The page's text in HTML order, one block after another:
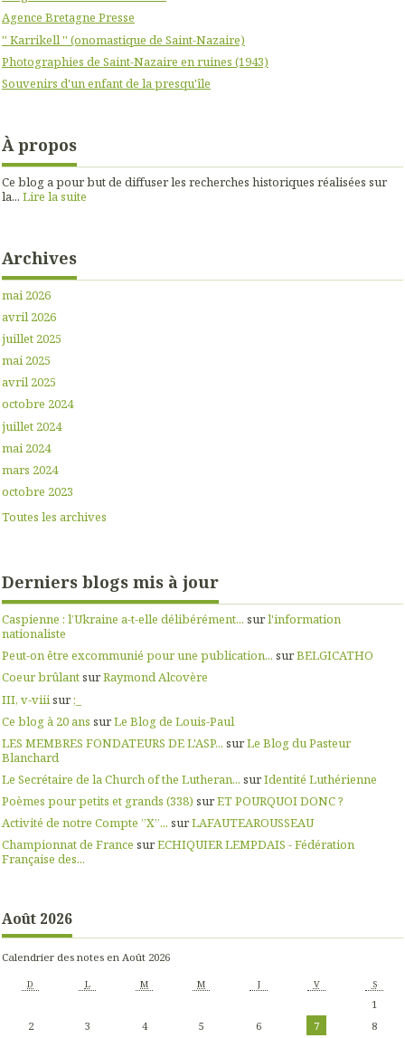
Agence Bretagne Presse
'' Karrikell '' (onomastique de Saint-Nazaire)
Photographies de Saint-Nazaire en ruines (1943)
Souvenirs d'un enfant de la presqu'île
À propos
Ce blog a pour but de diffuser les recherches historiques réalisées sur
la... Lire la suite
Archives
mai 2026
avril 2026
juillet 2025
mai 2025
avril 2025
octobre 2024
juillet 2024
mai 2024
mars 2024
octobre 2023
Toutes les archives
Derniers blogs mis à jour
Caspienne : l’Ukraine a-t-elle délibérément... surl'information
nationaliste
Peut-on être excommunié pour une publication... surBELGICATHO
Coeur brûlantsurRaymond Alcovère
III, v-viiisur;_
Ce blog à 20 ans surLe Blog de Louis-Paul
LES MEMBRES FONDATEURS DE L'ASP... surLe Blog du Pasteur
Blanchard
Le Secrétaire de la Church of the Lutheran... surIdentité Luthérienne
Poèmes pour petits et grands (338) surET POURQUOI DONC ?
Activité de notre Compte ”X”... surLAFAUTEAROUSSEAU
Championnat de France surECHIQUIER LEMPDAIS - Fédération
Française des...
Août 2026
Calendrier des notes en Août 2026
D L M M J V S
1
2
3 4 5 6 7
8